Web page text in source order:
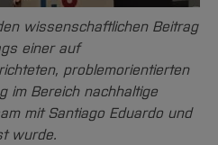
wissenschaftlichen Beitrag
einer auf
problemorientierten
im Bereich nachhaltige
mit Santiago Eduardo und
wurde.